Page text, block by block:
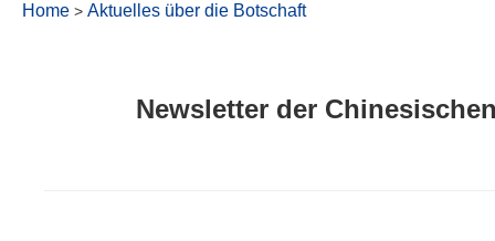
Home > Aktuelles über die Botschaft
Newsletter der